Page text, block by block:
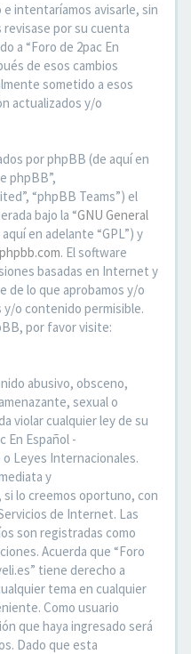
intentaríamos avisarle, sin
por su cuenta
a “Foro de 2pac En
de esos cambios
sometido a esos
actualizados y/o
por phpBB (de aquí en
phpBB”,
“phpBB Teams”) el
bajo la “GNU General
aquí en adelante “GPL”) y
. El software
basadas en Internet y
de lo que aprobamos y/o
y/o contenido permisible.
por favor visite:
abusivo, obsceno,
sexual o
violar cualquier ley de su
En Español -
o Leyes Internacionales.
y
lo creemos oportuno, con
de Internet. Las
son registradas como
Acuerda que “Foro
tiene derecho a
tema en cualquier
Como usuario
que haya ingresado será
Dado que esta